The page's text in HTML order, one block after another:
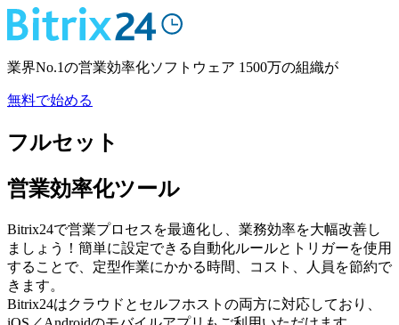
業界No.1の営業効率化ソフトウェア 1500万の組織が
無料で始める
フルセット
営業効率化ツール
Bitrix24で営業プロセスを最適化し、業務効率を大幅改善し
ましょう！簡単に設定できる自動化ルールとトリガーを使用
することで、定型作業にかかる時間、コスト、人員を節約で
きます。
Bitrix24はクラウドとセルフホストの両方に対応しており、